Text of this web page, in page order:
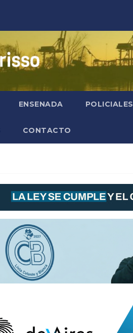
ENSENADA POLICIALES
CONTACTO